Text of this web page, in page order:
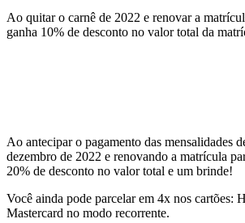
Ao quitar o carnê de 2022 e renovar a
ganha 10% de desconto no valor total da
Ao antecipar o pagamento das mensalidades
dezembro de 2022 e renovando a matrícula
20% de desconto no valor total e um brinde!
Você ainda pode parcelar em 4x nos cartões:
Mastercard no modo recorrente.